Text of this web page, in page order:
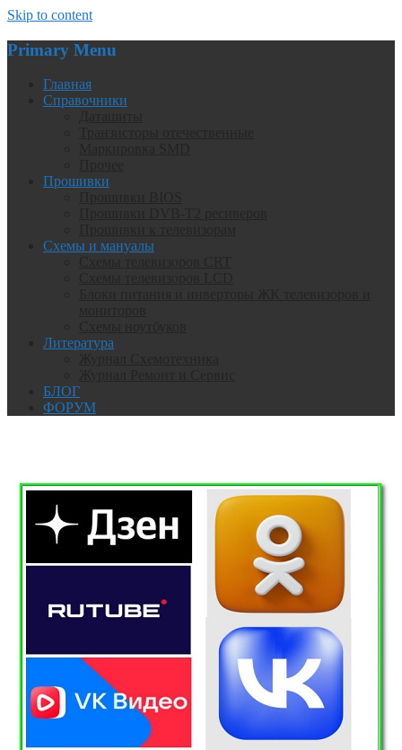
Skip to content
Primary Menu
Главная
Справочники
Прошивки
Схемы и мануалы
Литература
БЛОГ
ФОРУМ